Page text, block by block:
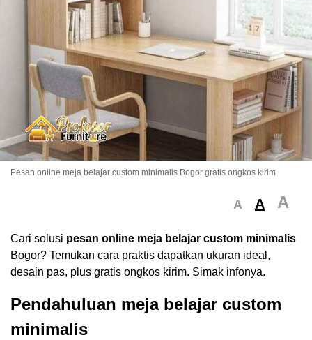
Pesan online meja belajar custom minimalis Bogor gratis ongkos kirim
A A A
Cari solusi pesan online meja belajar custom minimalis
Bogor? Temukan cara praktis dapatkan ukuran ideal,
desain pas, plus gratis ongkos kirim. Simak infonya.
Pendahuluan meja belajar custom
minimalis